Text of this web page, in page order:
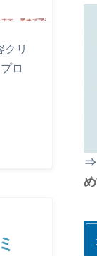
リ
ロ